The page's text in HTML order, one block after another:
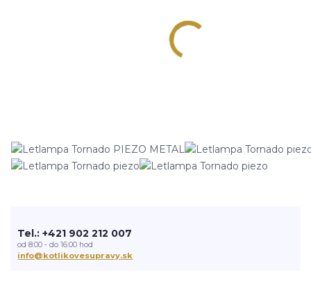
Tel.: +421 902 212 007
od 8:00 - do 16:00 hod
info@kotlikovesupravy.sk